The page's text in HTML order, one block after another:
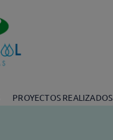
PROYECTOS REALIZADOS